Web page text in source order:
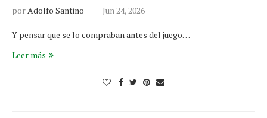
porAdolfo Santino Jun 24, 2026
Y pensar que se lo compraban antes del juego…
Leer más